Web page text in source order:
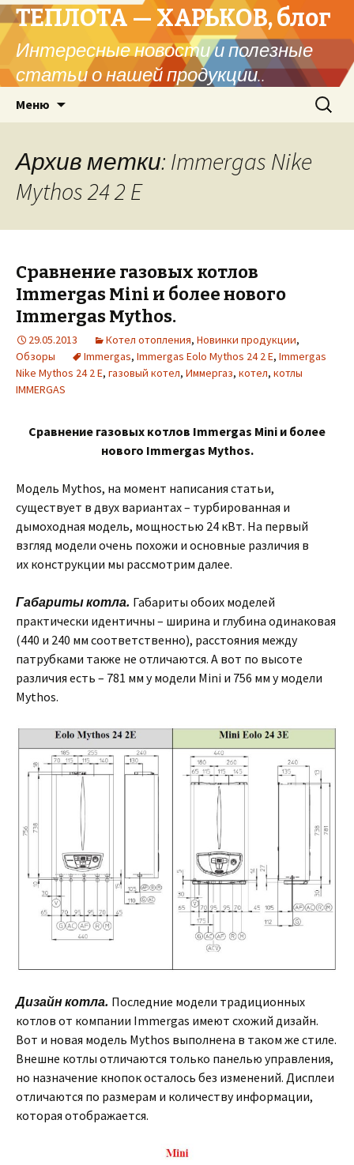
ТЕПЛОТА — ХАРЬКОВ, блог
Интересные новости и полезные
статьи о нашей продукции..
Меню Найти:
Архив метки: Immergas Nike
Mythos 24 2 E
Сравнение газовых котлов
Immergas Mini и более нового
Immergas Mythos.
29.05.2013 Котел отопления, Новинки продукции,
Обзоры
Immergas, Immergas Eolo Mythos 24 2 E, Immergas
Nike Mythos 24 2 E, газовый котел, Иммергаз, котел, котлы
IMMERGAS
Сравнение газовых котлов Immergas Mini и более
нового Immergas Mythos.
Модель Mythos, на момент написания статьи,
существует в двух вариантах – турбированная и
дымоходная модель, мощностью 24 кВт. На первый
взгляд модели очень похожи и основные различия в
их конструкции мы рассмотрим далее.
Габариты котла. Габариты обоих моделей
практически идентичны – ширина и глубина одинаковая
(440 и 240 мм соответственно), расстояния между
патрубками также не отличаются. А вот по высоте
различия есть – 781 мм у модели Mini и 756 мм у модели
Mythos.
Дизайн котла. Последние модели традиционных
котлов от компании Immergas имеют схожий дизайн.
Вот и новая модель Mythos выполнена в таком же стиле.
Внешне котлы отличаются только панелью управления,
но назначение кнопок осталось без изменений. Дисплеи
отличаются по размерам и количеству информации,
которая отображается.